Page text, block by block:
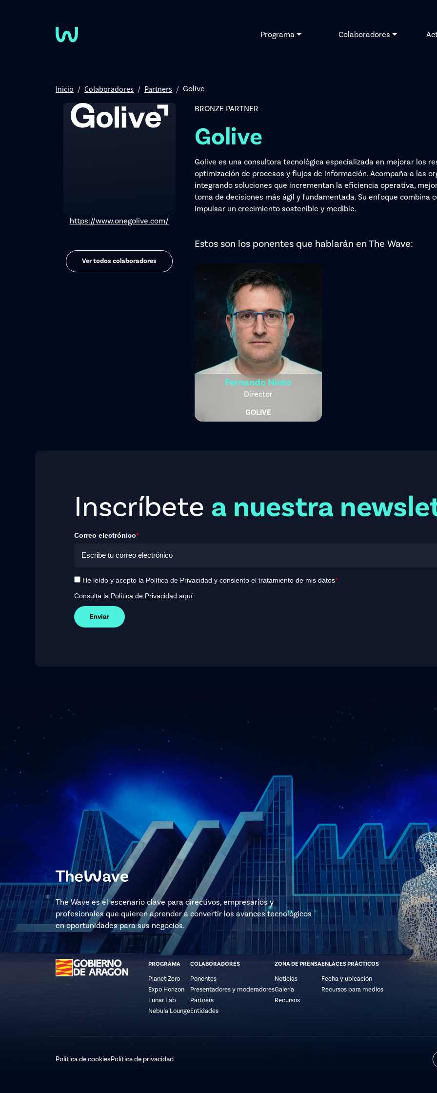
Programa Colaboradores
Inicio Colaboradores Partners Golive
https://www.onegolive.com/
Ver todos colaboradores
BRONZE PARTNER
Golive
Golive es una consultora tecnológica especializada en mejorar los
optimización de procesos y flujos de información. Acompaña a las
integrando soluciones que incrementan la eficiencia operativa,
toma de decisiones más ágil y fundamentada. Su enfoque combina
impulsar un crecimiento sostenible y medible.
Estos son los ponentes que hablarán en The Wave:
Fernando Nieto
Director
GOLIVE
Inscríbete a nuestra
Correo electrónico*
He leído y acepto la Política de Privacidad y consiento el tratamiento de mis datos*
Consulta la Política de Privacidad aquí
Enviar
The Wave es el escenario clave para directivos, empresarios y
profesionales que quieren aprender a convertir los avances tecnológicos
en oportunidades para sus negocios.
PROGRAMA
Planet Zero
Expo Horizon
Lunar Lab
Nebula Lounge
COLABORADORES
Ponentes
Presentadores y moderadores
Partners
Entidades
ZONA DE PRENSA
Noticias
Galería
Recursos
ENLACES PRÁCTICOS
Fecha y ubicación
Recursos para medios
Política de cookiesPolítica de privacidad